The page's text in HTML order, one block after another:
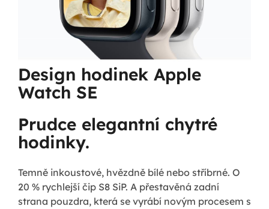
Design hodinek Apple
Watch SE
Prudce elegantní chytré
hodinky.
Temně inkoustové, hvězdně bílé nebo stříbrné. O
20 % rychlejší čip S8 SiP. A přestavěná zadní
strana pouzdra, která se vyrábí novým procesem s